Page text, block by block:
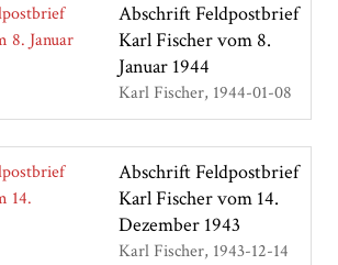
Abschrift Feldpostbrief
Karl Fischer vom 8.
Januar 1944
Karl Fischer 1944-01-08
Abschrift Feldpostbrief
Karl Fischer vom 14.
Dezember 1943
Karl Fischer 1943-12-14